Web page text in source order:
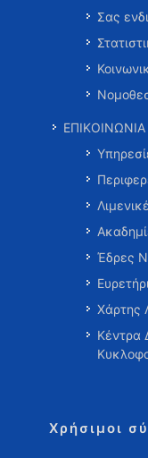
Σας
ΕΠΙΚΟΙΝΩΝΙΑ
Έδρες
Χάρτης
Κέντρα
Χρήσιμοι